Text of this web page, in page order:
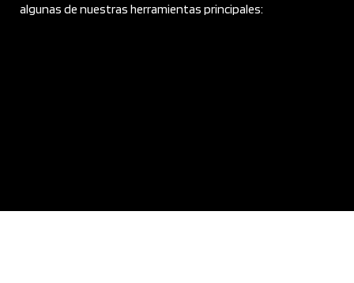
algunas de nuestras herramientas principales: